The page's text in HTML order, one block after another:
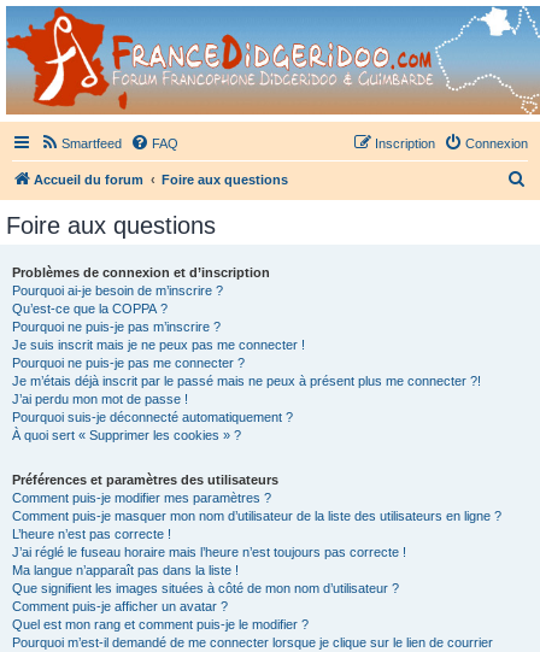
France Didgeridoo
Didgeridoo et Guimbarde sur France Didgeridoo - retrouvez la communauté.
Smartfeed FAQ Connexion
Inscription
Accueil du forum Foire aux questions
Foire aux questions
Problèmes de connexion et d’inscription
Pourquoi ai-je besoin de m’inscrire ?
Qu’est-ce que la COPPA ?
Pourquoi ne puis-je pas m’inscrire ?
Je suis inscrit mais je ne peux pas me connecter !
Pourquoi ne puis-je pas me connecter ?
Je m’étais déjà inscrit par le passé mais ne peux à présent plus me connecter ?!
J’ai perdu mon mot de passe !
Pourquoi suis-je déconnecté automatiquement ?
À quoi sert « Supprimer les cookies » ?
Préférences et paramètres des utilisateurs
Comment puis-je modifier mes paramètres ?
Comment puis-je masquer mon nom d’utilisateur de la liste des utilisateurs en ligne ?
L’heure n’est pas correcte !
J’ai réglé le fuseau horaire mais l’heure n’est toujours pas correcte !
Ma langue n’apparaît pas dans la liste !
Que signifient les images situées à côté de mon nom d’utilisateur ?
Comment puis-je afficher un avatar ?
Quel est mon rang et comment puis-je le modifier ?
Pourquoi m’est-il demandé de me connecter lorsque je clique sur le lien de courrier